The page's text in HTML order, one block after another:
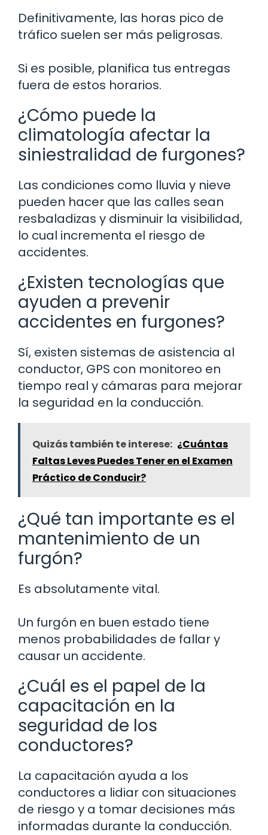
Definitivamente, las horas pico de
tráfico suelen ser más peligrosas.
Si es posible, planifica tus entregas
fuera de estos horarios.
¿Cómo puede la
climatología afectar la
siniestralidad de furgones?
Las condiciones como lluvia y nieve
pueden hacer que las calles sean
resbaladizas y disminuir la visibilidad,
lo cual incrementa el riesgo de
accidentes.
¿Existen tecnologías que
ayuden a prevenir
accidentes en furgones?
Sí, existen sistemas de asistencia al
conductor, GPS con monitoreo en
tiempo real y cámaras para mejorar
la seguridad en la conducción.
Quizás también te interese: ¿Cuántas
Faltas Leves Puedes Tener en el Examen
Práctico de Conducir?
¿Qué tan importante es el
mantenimiento de un
furgón?
Es absolutamente vital.
Un furgón en buen estado tiene
menos probabilidades de fallar y
causar un accidente.
¿Cuál es el papel de la
capacitación en la
seguridad de los
conductores?
La capacitación ayuda a los
conductores a lidiar con situaciones
de riesgo y a tomar decisiones más
informadas durante la conducción.